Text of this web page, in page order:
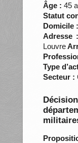
Âge : 45
Statut
Domicile :
Adresse :
Louvre
Type
Secteur :